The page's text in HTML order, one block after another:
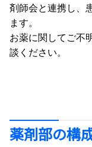
剤師会と連携し、
ます。
お薬に関してご不
談ください。
薬剤部の構